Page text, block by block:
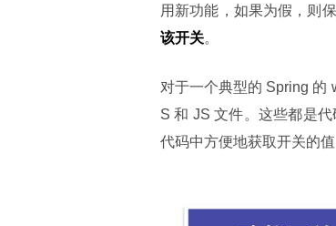
用新功能，如果为假，则
该开关。
对于一个典型的 Spring 的
S 和 JS 文件。这些都是
代码中方便地获取开关的